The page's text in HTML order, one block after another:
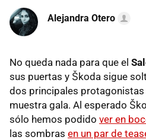
Alejandra Otero
No queda nada para que el
sus puertas y Škoda sigue
dos principales protagonistas
muestra gala. Al esperado
sólo hemos podido ver en
las sombras en un par de